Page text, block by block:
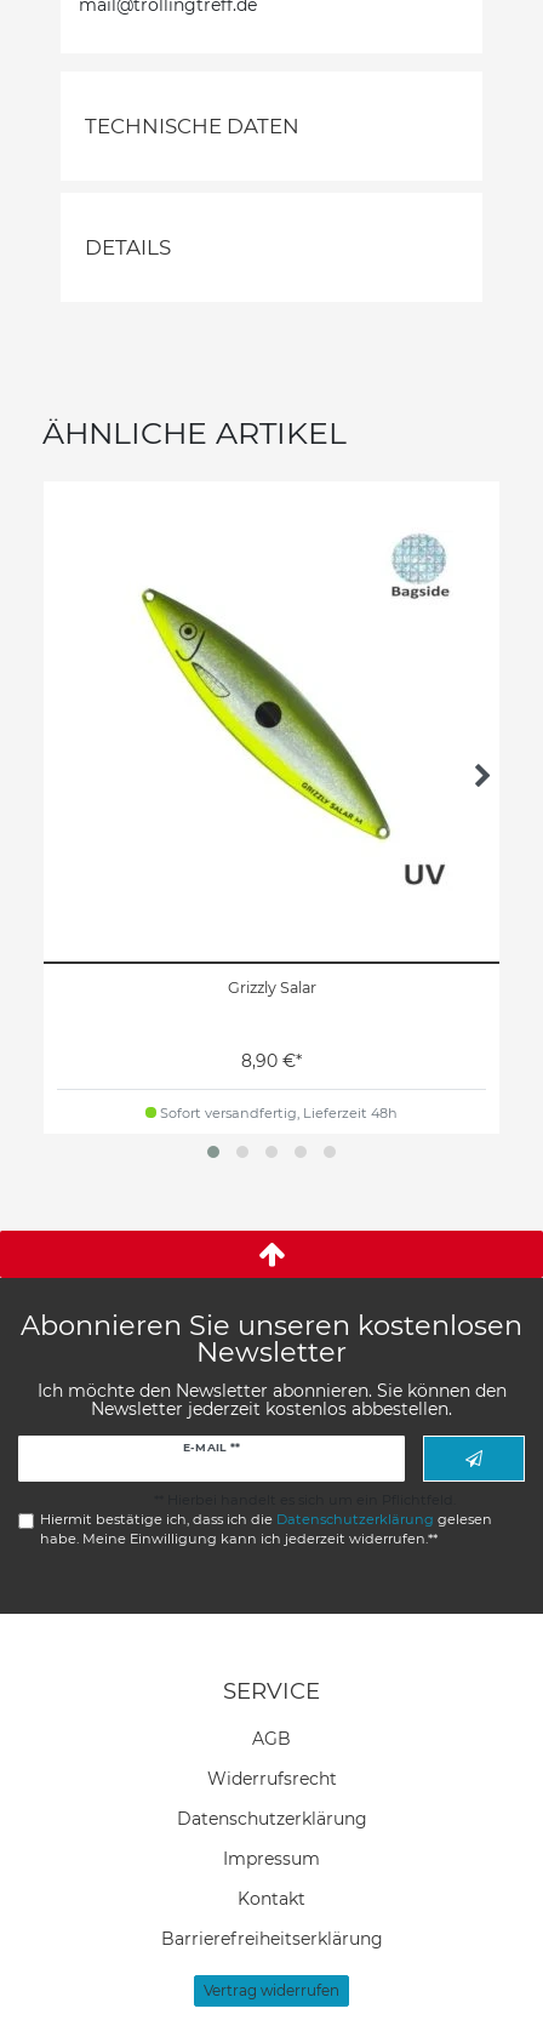
TECHNISCHE DATEN
DETAILS
ÄHNLICHE ARTIKEL
Grizzly Salar
8,90 €*
Sofort versandfertig, Lieferzeit 48h
Abonnieren Sie unseren kostenlosen
Newsletter
Ich möchte den Newsletter abonnieren. Sie können den
Newsletter jederzeit kostenlos abbestellen.
E-MAIL **
Hiermit bestätige ich, dass ich die Daten­schutz­erklärung gelesen
habe. Meine Einwilligung kann ich jederzeit widerrufen.**
SERVICE
AGB
Widerrufs­recht
Daten­schutz­erklärung
Impressum
Kontakt
Barrierefreiheitserklärung
Vertrag widerrufen